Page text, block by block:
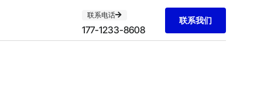
联系电话
177-1233-8608
联系我们